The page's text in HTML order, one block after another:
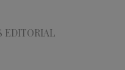
EDITORIAL